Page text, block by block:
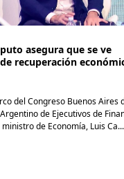
asegura que se ve
recuperación
del Congreso Buenos Aires
de Ejecutivos de
ministro de Economía, Luis Ca...